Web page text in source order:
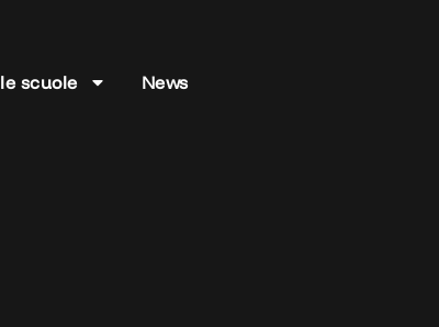
scuole News